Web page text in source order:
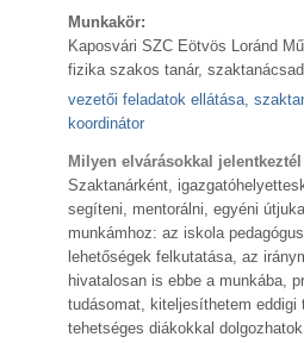
Munkakör:
Kaposvári SZC Eötvös Loránd
fizika szakos tanár,
vezetői feladatok ellátása,
koordinátor
Milyen elvárásokkal
Szaktanárként,
segíteni, mentorálni, egyéni
munkámhoz: az iskola
lehetőségek felkutatása, az
hivatalosan is ebbe a munkába,
tudásomat, kiteljesíthetem eddigi
tehetséges diákokkal